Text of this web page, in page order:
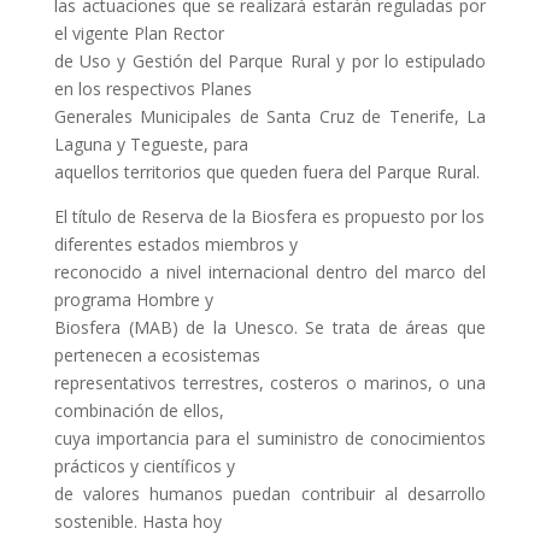
las actuaciones que se realizará estarán reguladas por
el vigente Plan Rector
de Uso y Gestión del Parque Rural y por lo estipulado
en los respectivos Planes
Generales Municipales de Santa Cruz de Tenerife, La
Laguna y Tegueste, para
aquellos territorios que queden fuera del Parque Rural.
El título de Reserva de la Biosfera es propuesto por los
diferentes estados miembros y
reconocido a nivel internacional dentro del marco del
programa Hombre y
Biosfera (MAB) de la Unesco. Se trata de áreas que
pertenecen a ecosistemas
representativos terrestres, costeros o marinos, o una
combinación de ellos,
cuya importancia para el suministro de conocimientos
prácticos y científicos y
de valores humanos puedan contribuir al desarrollo
sostenible. Hasta hoy